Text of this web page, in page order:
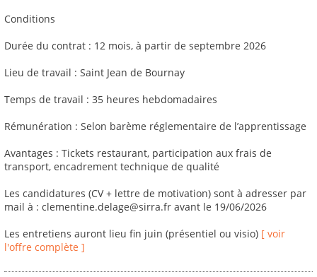
Conditions
Durée du contrat : 12 mois, à partir de septembre 2026
Lieu de travail : Saint Jean de Bournay
Temps de travail : 35 heures hebdomadaires
Rémunération : Selon barème réglementaire de l’apprentissage
Avantages : Tickets restaurant, participation aux frais de
transport, encadrement technique de qualité
Les candidatures (CV + lettre de motivation) sont à adresser par
mail à : clementine.delage@sirra.fr avant le 19/06/2026
Les entretiens auront lieu fin juin (présentiel ou visio) [ voir
l'offre complète ]